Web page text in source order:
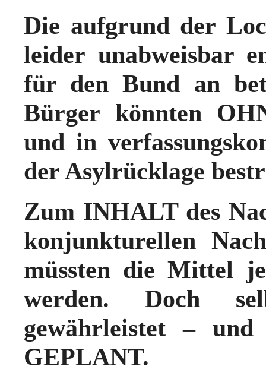
Die aufgrund der
leider unabweisbar
für den Bund an
Bürger könnten
und in
der Asylrücklage
Zum INHALT des
konjunkturellen
müssten die Mittel
werden. Doch
gewährleistet –
GEPLANT.